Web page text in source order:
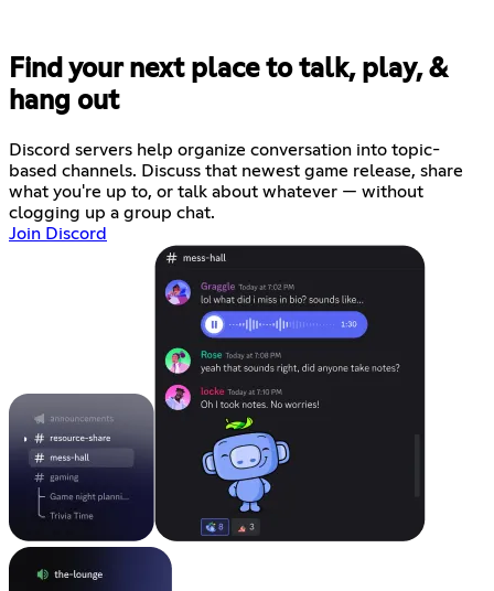
Find your next place to talk, play, &
hang out
Discord servers help organize conversation into topic-
based channels. Discuss that newest game release, share
what you're up to, or talk about whatever — without
clogging up a group chat.
Join Discord